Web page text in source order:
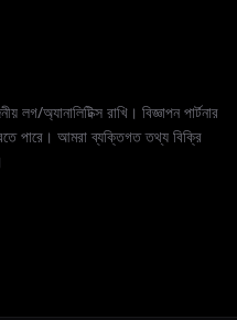
অ্যানালিটিক্স রাখি। বিজ্ঞাপন পার্টনার
পারে। আমরা ব্যক্তিগত তথ্য বিক্রি